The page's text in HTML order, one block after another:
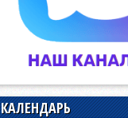
КАЛЕНДАРЬ